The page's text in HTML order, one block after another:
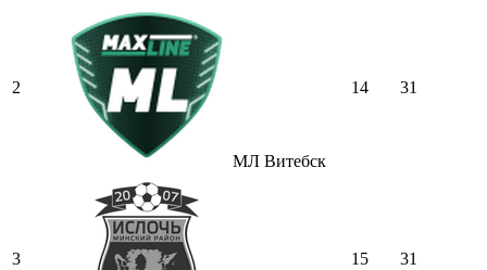
2
МЛ Витебск
14 31
3 15 31